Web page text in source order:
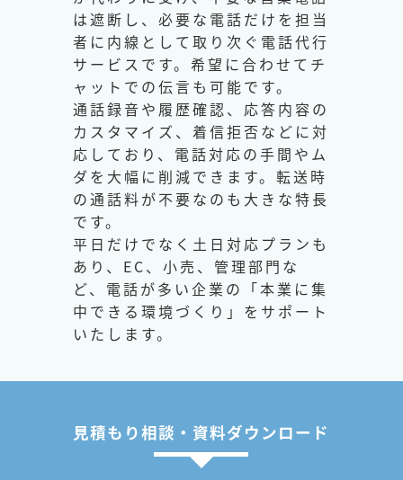
は遮断し、必要な電話だけを担当
者に内線として取り次ぐ電話代行
サービスです。希望に合わせてチ
ャットでの伝言も可能です。
通話録音や履歴確認、応答内容の
カスタマイズ、着信拒否などに対
応しており、電話対応の手間やム
ダを大幅に削減できます。転送時
の通話料が不要なのも大きな特長
です。
平日だけでなく土日対応プランも
あり、EC、小売、管理部門な
ど、電話が多い企業の「本業に集
中できる環境づくり」をサポート
いたします。
見積もり相談・資料ダウンロード